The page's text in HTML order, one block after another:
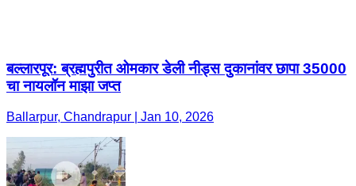
बल्लारपूर: ब्रह्मपुरीत ओमकार डेली नीड्स दुकानांवर छापा 35000
चा नायलॉन माझा जप्त
Ballarpur, Chandrapur | Jan 10, 2026